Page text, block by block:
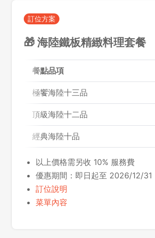
訂位方案
🎁 海陸鐵板精緻料理套餐
餐點品項
極饗海陸十三品
頂級海陸十二品
經典海陸十品
以上價格需另收 10% 服務費
優惠期間：即日起至 2026/12/31
訂位說明
菜單內容